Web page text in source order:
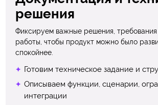
решения
Фиксируем важные решения, требования
работы, чтобы продукт можно было
спокойнее.
Готовим техническое задание и
Описываем функции, сценарии,
интеграции